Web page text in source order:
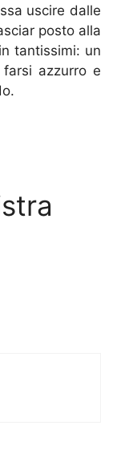
uscire dalle
posto alla
tantissimi: un
azzurro e